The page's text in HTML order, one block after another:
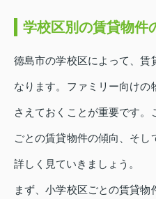
学校区別の賃貸物件
徳島市の学校区によって、賃
なります。ファミリー向けの
さえておくことが重要です
ごとの賃貸物件の傾向、そし
詳しく見ていきましょう。
まず、小学校区ごとの賃貸